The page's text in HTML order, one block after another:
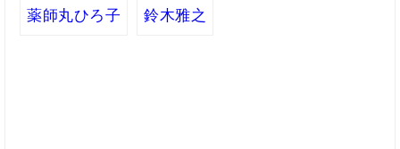
薬師丸ひろ子 鈴木雅之